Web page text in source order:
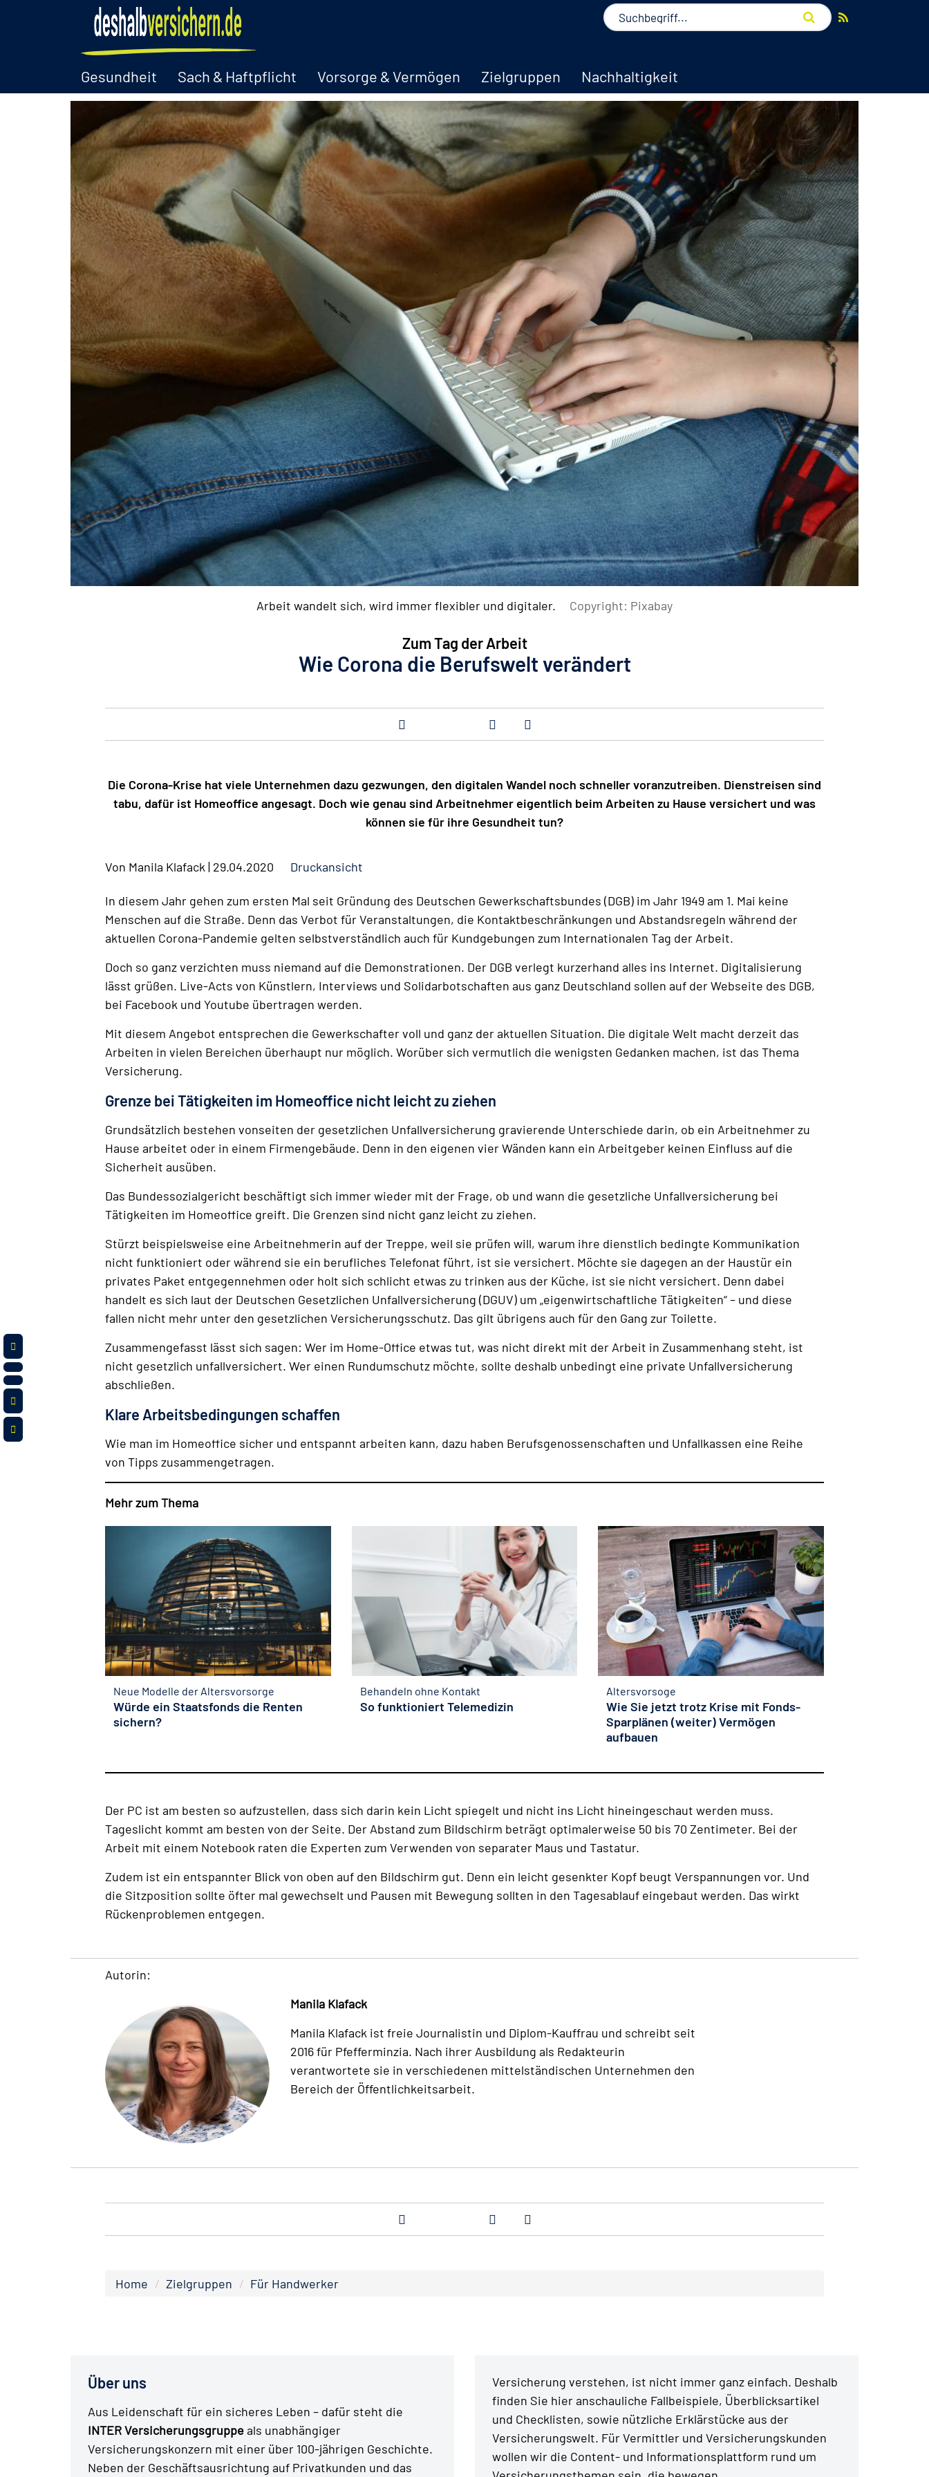
Gesundheit Sach & Haftpflicht Vorsorge & Vermögen Zielgruppen Nachhaltigkeit
Arbeit wandelt sich, wird immer flexibler und digitaler. Copyright: Pixabay
Zum Tag der Arbeit
Wie Corona die Berufswelt verändert
Die Corona-Krise hat viele Unternehmen dazu gezwungen, den digitalen Wandel noch schneller voranzutreiben. Dienstreisen sind
tabu, dafür ist Homeoffice angesagt. Doch wie genau sind Arbeitnehmer eigentlich beim Arbeiten zu Hause versichert und was
können sie für ihre Gesundheit tun?
Von Manila Klafack | 29.04.2020 Druckansicht
In diesem Jahr gehen zum ersten Mal seit Gründung des Deutschen Gewerkschaftsbundes (DGB) im Jahr 1949 am 1. Mai keine
Menschen auf die Straße. Denn das Verbot für Veranstaltungen, die Kontaktbeschränkungen und Abstandsregeln während der
aktuellen Corona-Pandemie gelten selbstverständlich auch für Kundgebungen zum Internationalen Tag der Arbeit.
Doch so ganz verzichten muss niemand auf die Demonstrationen. Der DGB verlegt kurzerhand alles ins Internet. Digitalisierung
lässt grüßen. Live-Acts von Künstlern, Interviews und Solidarbotschaften aus ganz Deutschland sollen auf der Webseite des DGB,
bei Facebook und Youtube übertragen werden.
Mit diesem Angebot entsprechen die Gewerkschafter voll und ganz der aktuellen Situation. Die digitale Welt macht derzeit das
Arbeiten in vielen Bereichen überhaupt nur möglich. Worüber sich vermutlich die wenigsten Gedanken machen, ist das Thema
Versicherung.
Grenze bei Tätigkeiten im Homeoffice nicht leicht zu ziehen
Grundsätzlich bestehen vonseiten der gesetzlichen Unfallversicherung gravierende Unterschiede darin, ob ein Arbeitnehmer zu
Hause arbeitet oder in einem Firmengebäude. Denn in den eigenen vier Wänden kann ein Arbeitgeber keinen Einfluss auf die
Sicherheit ausüben.
Das Bundessozialgericht beschäftigt sich immer wieder mit der Frage, ob und wann die gesetzliche Unfallversicherung bei
Tätigkeiten im Homeoffice greift. Die Grenzen sind nicht ganz leicht zu ziehen.
Stürzt beispielsweise eine Arbeitnehmerin auf der Treppe, weil sie prüfen will, warum ihre dienstlich bedingte Kommunikation
nicht funktioniert oder während sie ein berufliches Telefonat führt, ist sie versichert. Möchte sie dagegen an der Haustür ein
privates Paket entgegennehmen oder holt sich schlicht etwas zu trinken aus der Küche, ist sie nicht versichert. Denn dabei
handelt es sich laut der Deutschen Gesetzlichen Unfallversicherung (DGUV) um „eigenwirtschaftliche Tätigkeiten“ – und diese
fallen nicht mehr unter den gesetzlichen Versicherungsschutz. Das gilt übrigens auch für den Gang zur Toilette.
Zusammengefasst lässt sich sagen: Wer im Home-Office etwas tut, was nicht direkt mit der Arbeit in Zusammenhang steht, ist
nicht gesetzlich unfallversichert. Wer einen Rundumschutz möchte, sollte deshalb unbedingt eine private Unfallversicherung
abschließen.
Klare Arbeitsbedingungen schaffen
Wie man im Homeoffice sicher und entspannt arbeiten kann, dazu haben Berufsgenossenschaften und Unfallkassen eine Reihe
von Tipps zusammengetragen.
Mehr zum Thema
Neue Modelle der Altersvorsorge
Würde ein Staatsfonds die Renten
sichern?
Behandeln ohne Kontakt
So funktioniert Telemedizin
Altersvorsoge
Wie Sie jetzt trotz Krise mit Fonds-
Sparplänen (weiter) Vermögen
aufbauen
Der PC ist am besten so aufzustellen, dass sich darin kein Licht spiegelt und nicht ins Licht hineingeschaut werden muss.
Tageslicht kommt am besten von der Seite. Der Abstand zum Bildschirm beträgt optimalerweise 50 bis 70 Zentimeter. Bei der
Arbeit mit einem Notebook raten die Experten zum Verwenden von separater Maus und Tastatur.
Zudem ist ein entspannter Blick von oben auf den Bildschirm gut. Denn ein leicht gesenkter Kopf beugt Verspannungen vor. Und
die Sitzposition sollte öfter mal gewechselt und Pausen mit Bewegung sollten in den Tagesablauf eingebaut werden. Das wirkt
Rückenproblemen entgegen.
Autorin:
Manila Klafack
Manila Klafack ist freie Journalistin und Diplom-Kauffrau und schreibt seit
2016 für Pfefferminzia. Nach ihrer Ausbildung als Redakteurin
verantwortete sie in verschiedenen mittelständischen Unternehmen den
Bereich der Öffentlichkeitsarbeit.
Home Zielgruppen Für Handwerker
Über uns
Aus Leidenschaft für ein sicheres Leben – dafür steht die
INTER Versicherungsgruppeals unabhängiger
Versicherungskonzern mit einer über 100-jährigen Geschichte.
Neben der Geschäftsausrichtung auf Privatkunden und das
Versicherung verstehen, ist nicht immer ganz einfach. Deshalb
finden Sie hier anschauliche Fallbeispiele, Überblicksartikel
und Checklisten, sowie nützliche Erklärstücke aus der
Versicherungswelt. Für Vermittler und Versicherungskunden
wollen wir die Content- und Informationsplattform rund um